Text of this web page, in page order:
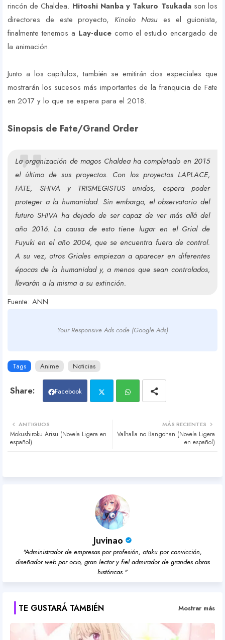
rincón de Chaldea. Hitoshi Nanba y Takuro Tsukadason los
directores de este proyecto, Kinoko Nasues el guionista,
finalmente tenemos a Lay-ducecomo el estudio encargado de
la animación.
Junto a los capítulos, también se emitirán dos especiales que
mostrarán los sucesos más importantes de la franquicia de Fate
en 2017 y lo que se espera para el 2018.
Sinopsis de Fate/Grand Order
La organización de magos Chaldea ha completado en 2015
el último de sus proyectos. Con los proyectos LAPLACE,
FATE, SHIVA y TRISMEGISTUS unidos, espera poder
proteger a la humanidad. Sin embargo, el observatorio del
futuro SHIVA ha dejado de ser capaz de ver más allá del
año 2016. La causa de esto tiene lugar en el Grial de
Fuyuki en el año 2004, que se encuentra fuera de control.
A su vez, otros Griales empiezan a aparecer en diferentes
épocas de la humanidad y, a menos que sean controlados,
llevarán a la misma a su extinción.
Fuente: ANN
Your Responsive Ads code (Google Ads)
Tags Anime Noticias
Facebook
ter atsa
MÁS RECIENTES
Valhalla no Bangohan (Novela Ligera
en español)
ANTIGUOS
Mokushiroku Arisu (Novela Ligera en
español)
Juvinao
"Administrador de empresas por profesión, otaku por convicción,
diseñador web por ocio, gran lector y fiel admirador de grandes obras
históricas."
TE GUSTARÁ TAMBIÉN Mostrar más